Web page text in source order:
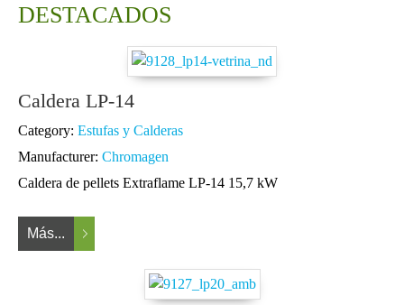
DESTACADOS
Caldera LP-14
Category: Estufas y Calderas
Manufacturer: Chromagen
Caldera de pellets Extraflame LP-14 15,7 kW
Más...